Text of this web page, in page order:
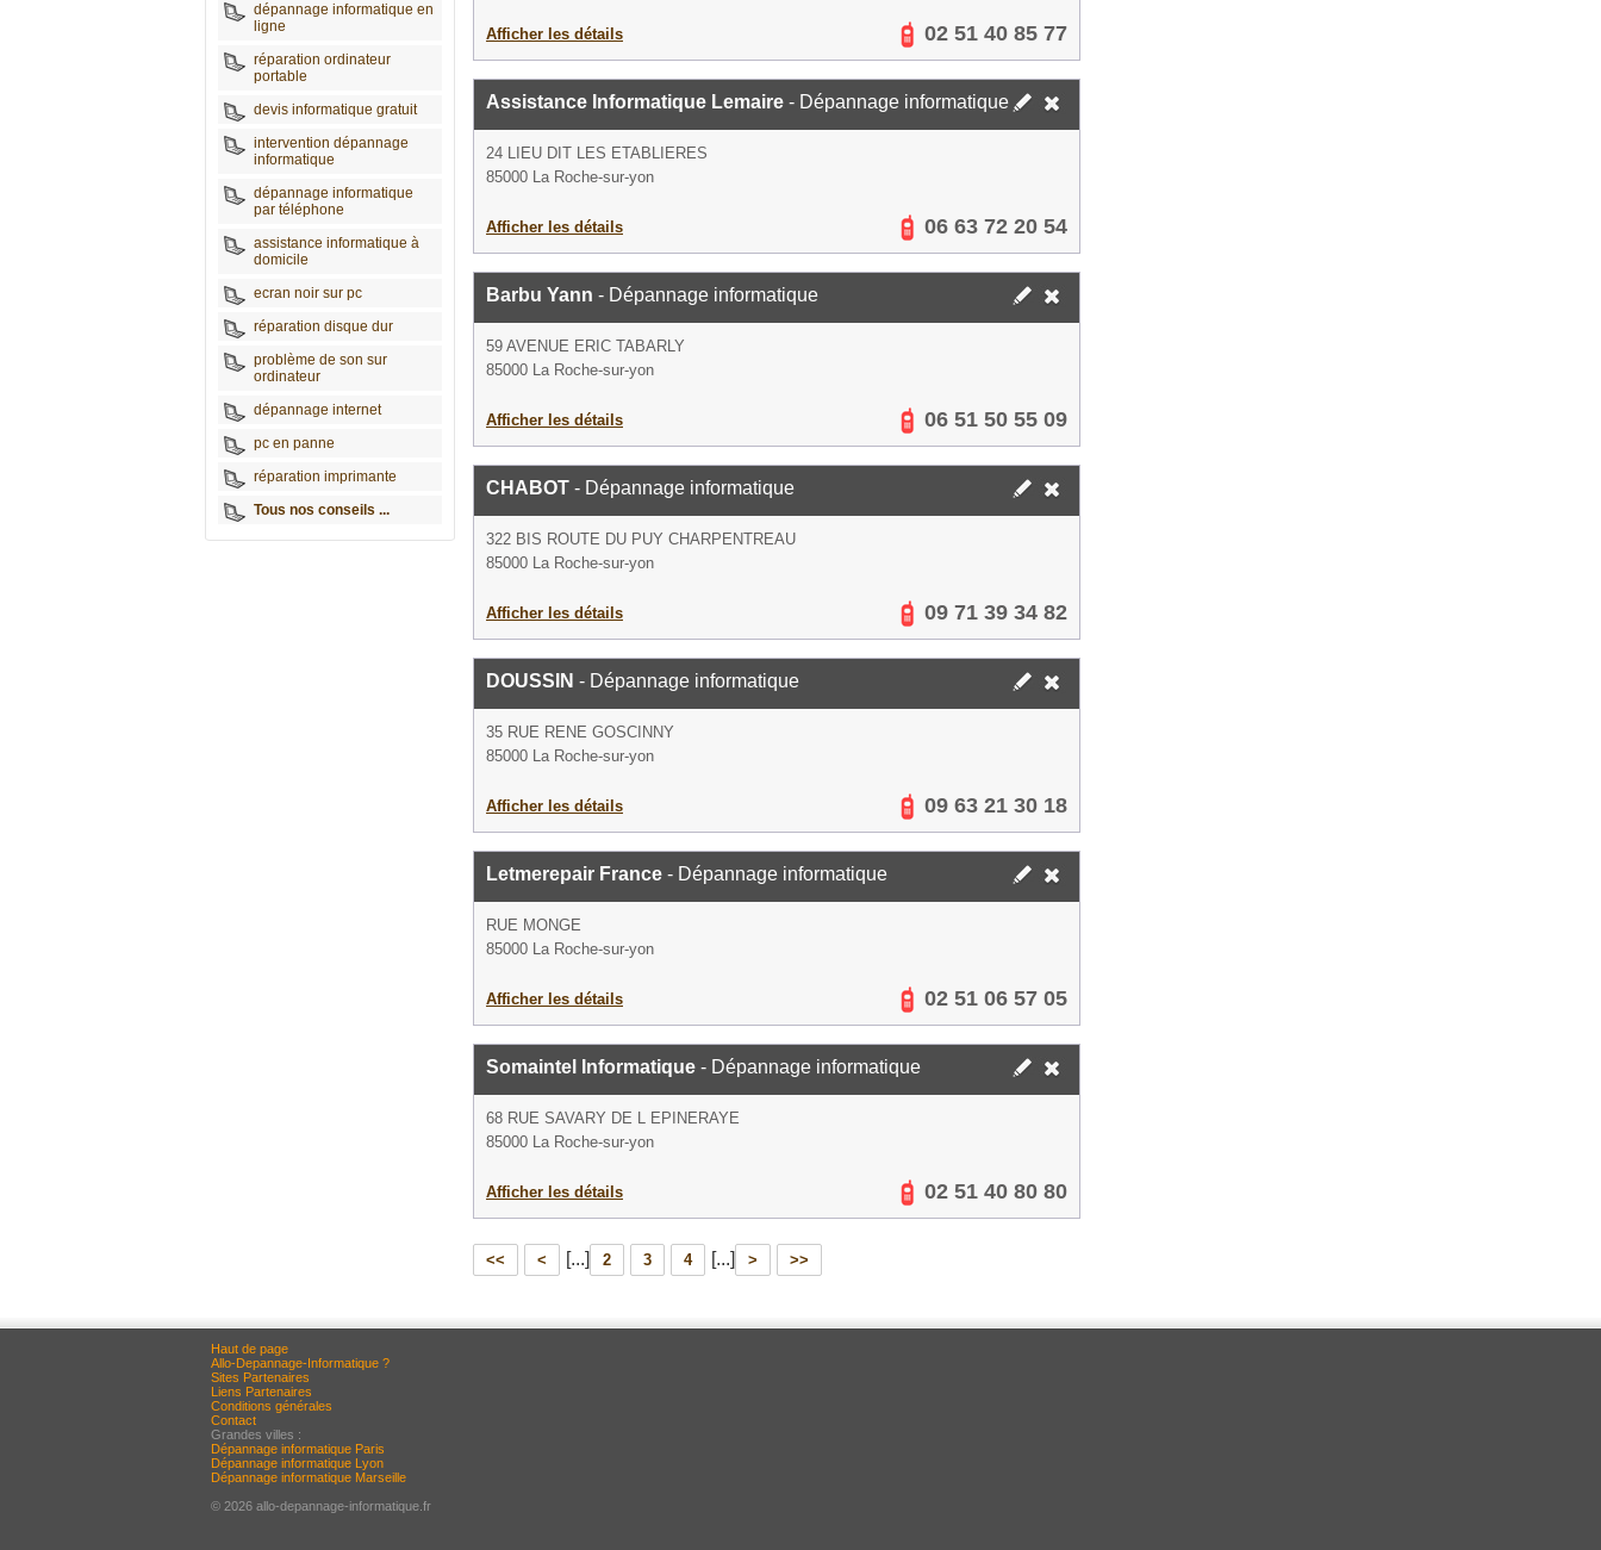
dépannage informatique en
ligne
réparation ordinateur
portable
devis informatique gratuit
intervention dépannage
informatique
dépannage informatique
par téléphone
assistance informatique à
domicile
ecran noir sur pc
réparation disque dur
problème de son sur
ordinateur
dépannage internet
pc en panne
réparation imprimante
Tous nos conseils ...
Afficher les détails 02 51 40 85 77
Assistance Informatique Lemaire - Dépannage informatique
24 LIEU DIT LES ETABLIERES
85000 La Roche-sur-yon
Afficher les détails 06 63 72 20 54
Barbu Yann - Dépannage informatique
59 AVENUE ERIC TABARLY
85000 La Roche-sur-yon
Afficher les détails 06 51 50 55 09
CHABOT - Dépannage informatique
322 BIS ROUTE DU PUY CHARPENTREAU
85000 La Roche-sur-yon
Afficher les détails 09 71 39 34 82
DOUSSIN - Dépannage informatique
35 RUE RENE GOSCINNY
85000 La Roche-sur-yon
Afficher les détails 09 63 21 30 18
Letmerepair France - Dépannage informatique
RUE MONGE
85000 La Roche-sur-yon
Afficher les détails 02 51 06 57 05
Somaintel Informatique - Dépannage informatique
68 RUE SAVARY DE L EPINERAYE
85000 La Roche-sur-yon
Afficher les détails 02 51 40 80 80
<< < [...] 2 3 4 [...] > >>
Haut de page
Allo-Depannage-Informatique ?
Sites Partenaires
Liens Partenaires
Conditions générales
Contact
Grandes villes :
Dépannage informatique Paris
Dépannage informatique Lyon
Dépannage informatique Marseille
© 2026 allo-depannage-informatique.fr